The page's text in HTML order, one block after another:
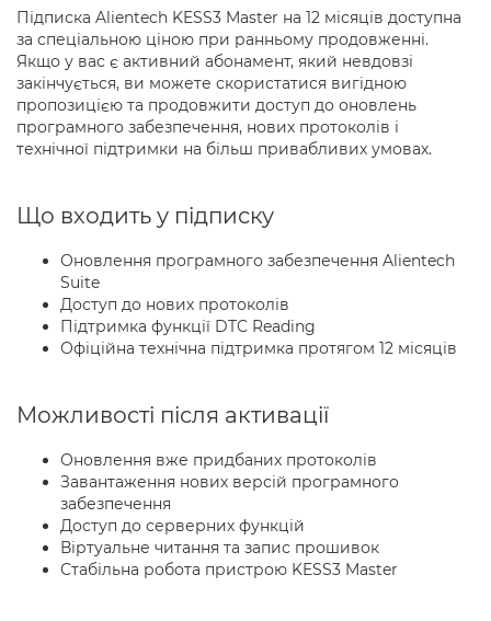
Підписка Alientech KESS3 Master на 12 місяців доступна
за спеціальною ціною при ранньому продовженні.
Якщо у вас є активний абонамент, який невдовзі
закінчується, ви можете скористатися вигідною
пропозицією та продовжити доступ до оновлень
програмного забезпечення, нових протоколів і
технічної підтримки на більш привабливих умовах.
Що входить у підписку
Оновлення програмного забезпечення Alientech
Suite
Доступ до нових протоколів
Підтримка функції DTC Reading
Офіційна технічна підтримка протягом 12 місяців
Можливості після активації
Оновлення вже придбаних протоколів
Завантаження нових версій програмного
забезпечення
Доступ до серверних функцій
Віртуальне читання та запис прошивок
Стабільна робота пристрою KESS3 Master